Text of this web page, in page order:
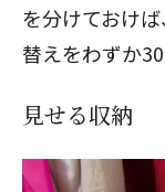
を分けておけ
替えをわずか
見せる収納